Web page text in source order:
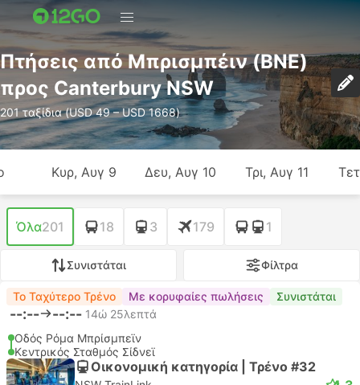
Πτήσεις από Μπρισμπέιν (BNE)
προς Canterbury NSW
201 ταξίδια (USD 49 – USD 1668)
Κυρ, Αυγ 9 Δευ, Αυγ 10 Τρι, Αυγ 11
Όλα201 18 3 179 1
Συνιστάται Φίλτρα
Το Ταχύτερο Τρένο Με κορυφαίες πωλήσεις Συνιστάται
--:-- --:-- 14ώ 25λεπτά
Οδός Ρόμα Μπρίσμπεϊν
Κεντρικός Σταθμός Σίδνεϊ
Οικονομική κατηγορία | Τρένο #32